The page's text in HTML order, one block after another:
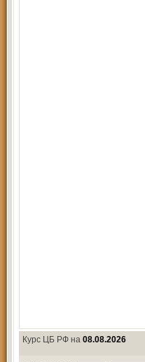
Курс ЦБ РФ на 08.08.2026